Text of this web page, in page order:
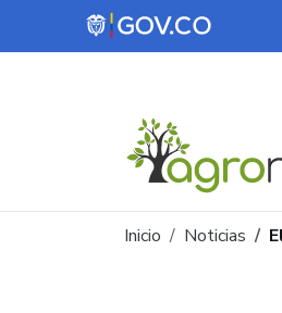
Pasar al contenido principal
Ruta de
Inicio Noticias